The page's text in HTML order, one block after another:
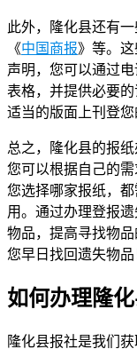
此外，隆化县还有
《中国商报》等。
声明，您可以通过
表格，并提供必要
适当的版面上刊登您
总之，隆化县的报
您可以根据自己的
您选择哪家报纸，
用。通过办理登报
物品，提高寻找物
您早日找回遗失物品
如何办理隆
隆化县报社是我们